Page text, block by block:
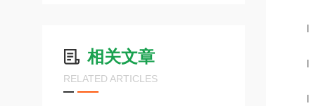
相关文章
RELATED ARTICLES
l
l
l